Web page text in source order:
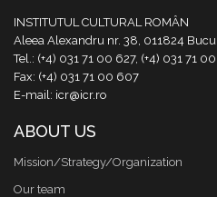
INSTITUTUL CULTURAL ROMÂN
Aleea Alexandru nr. 38, 011824
Tel.: (+4) 031 71 00 627, (+4) 031 71
Fax: (+4) 031 71 00 607
E-mail: icr@icr.ro
ABOUT US
Mission/Strategy/Organization
Our team